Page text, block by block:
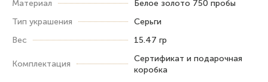
Материал
Белое золото 750 пробы
Тип украшения
Серьги
Вес
15.47 гр
Комплектация
Сертификат и подарочная
коробка